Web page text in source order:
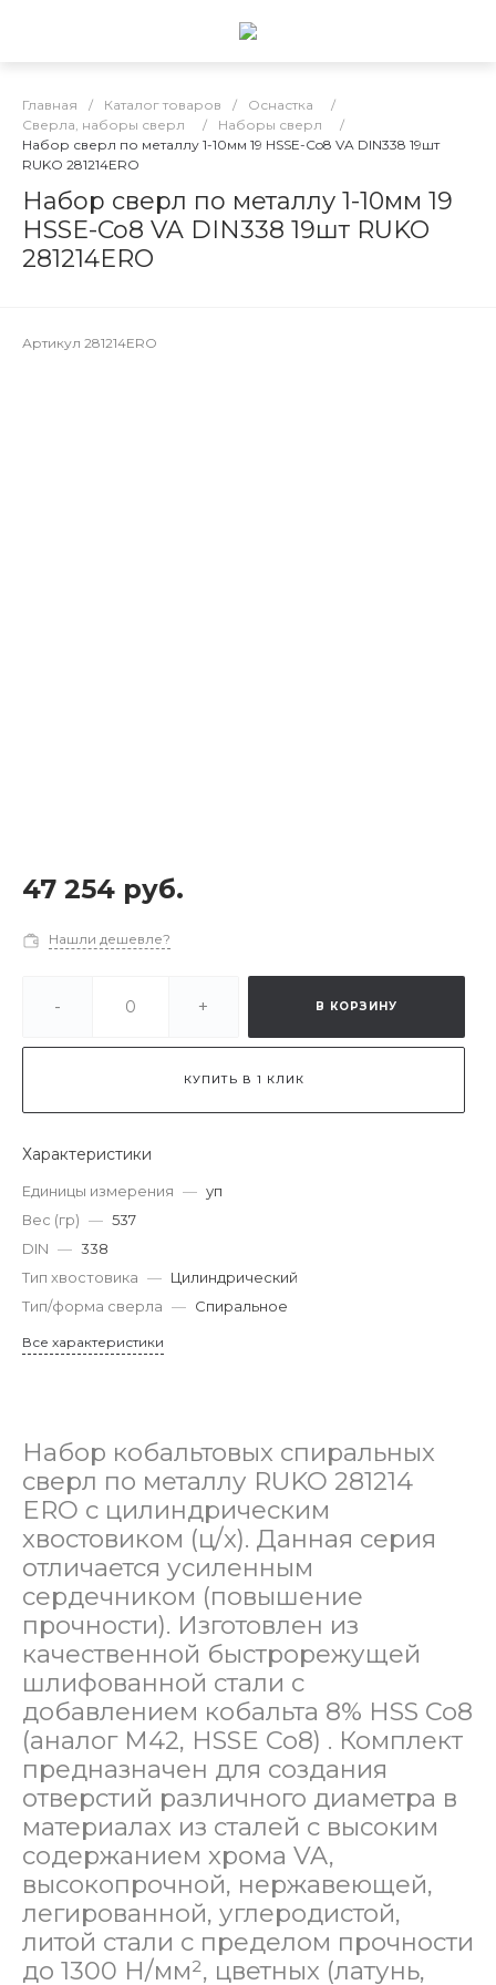
Главная / Каталог товаров / Оснастка
/
Сверла, наборы сверл
/ Наборы сверл
/
Набор сверл по металлу 1-10мм 19 HSSE-Co8 VA DIN338 19шт
RUKO 281214ERO
Набор сверл по металлу 1-10мм 19
HSSE-Co8 VA DIN338 19шт RUKO
281214ERO
Артикул 281214ERO
47 254 руб.
Нашли дешевле?
- + В КОРЗИНУ
КУПИТЬ В 1 КЛИК
Характеристики
Единицы измерения — уп
Вес (гр) — 537
DIN — 338
Тип хвостовика — Цилиндрический
Тип/форма сверла — Спиральное
Все характеристики
Набор кобальтовых спиральных
сверл по металлу RUKO 281214
ERO с цилиндрическим
хвостовиком (ц/х). Данная серия
отличается усиленным
сердечником (повышение
прочности). Изготовлен из
качественной быстрорежущей
шлифованной стали с
добавлением кобальта 8% HSS Co8
(аналог М42, HSSE Co8) . Комплект
предназначен для создания
отверстий различного диаметра в
материалах из сталей с высоким
содержанием хрома VA,
высокопрочной, нержавеющей,
легированной, углеродистой,
литой стали с пределом прочности
до 1300 Н/мм², цветных (латунь,